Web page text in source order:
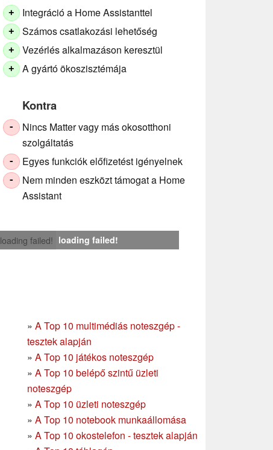
+ Integráció a Home Assistanttel
+ Számos csatlakozási lehetőség
+ Vezérlés alkalmazáson keresztül
+ A gyártó ökoszisztémája
Kontra
-
Nincs Matter vagy más okosotthoni
szolgáltatás
- Egyes funkciók előfizetést igényelnek
-
Nem minden eszközt támogat a Home
Assistant
loading failed! loading failed!
» A Top 10 multimédiás noteszgép -
tesztek alapján
» A Top 10 játékos noteszgép
» A Top 10 belépő szintű üzleti
noteszgép
» A Top 10 üzleti noteszgép
» A Top 10 notebook munkaállomása
» A Top 10 okostelefon - tesztek alapján